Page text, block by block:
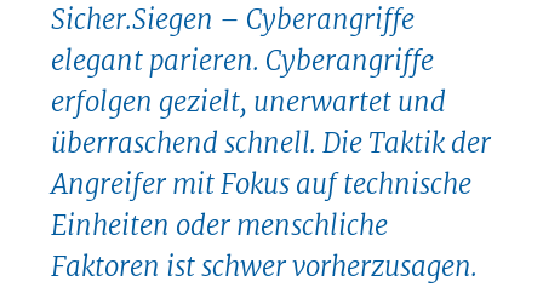
Sicher.Siegen – Cyberangriffe
elegant parieren. Cyberangriffe
erfolgen gezielt, unerwartet und
überraschend schnell. Die Taktik der
Angreifer mit Fokus auf technische
Einheiten oder menschliche
Faktoren ist schwer vorherzusagen.